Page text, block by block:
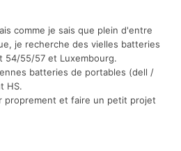
comme je sais que plein d'entre
je recherche des vielles batteries
54/55/57 et Luxembourg.
batteries de portables (dell /
HS.
proprement et faire un petit projet